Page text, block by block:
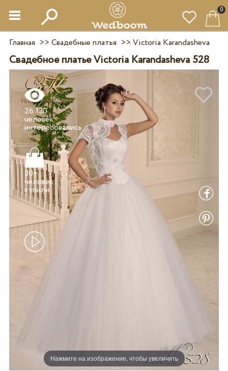
0
Главная >> Свадебные платья >> Victoria Karandasheva
Свадебное платье Victoria Karandasheva 528
Нажмите на изображение, чтобы увеличить
26 130
человек
интересовались
30+
человек